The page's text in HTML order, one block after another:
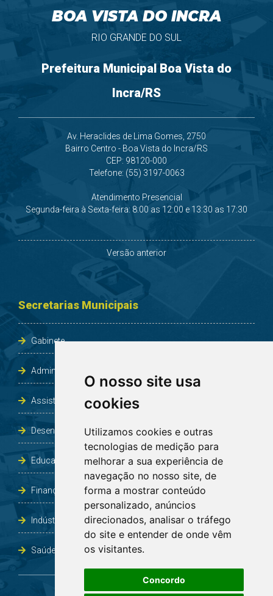
O nosso site usa
cookies
Utilizamos cookies e outras
tecnologias de medição para
melhorar a sua experiência de
navegação no nosso site, de
forma a mostrar conteúdo
personalizado, anúncios
direcionados, analisar o tráfego
do site e entender de onde vêm
os visitantes.
Concordo
BOA VISTA DO INCRA
RIO GRANDE DO SUL
Prefeitura Municipal Boa Vista do
Incra/RS
Av. Heraclides de Lima Gomes, 2750
Bairro Centro - Boa Vista do Incra/RS
CEP: 98120-000
Telefone: (55) 3197-0063
Atendimento Presencial
Segunda-feira à Sexta-feira: 8:00 as 12:00 e 13:30 as 17:30
Versão anterior
Secretarias Municipais
Gabinete
Administração e Planejamento
Assistência Social e Habitação
Desenvolvimento e Obras
Educação, Cultura, Desporto, Lazer e Turismo
Finanças
Indústria, Comércio, Agricultura e Meio Ambiente
Saúde